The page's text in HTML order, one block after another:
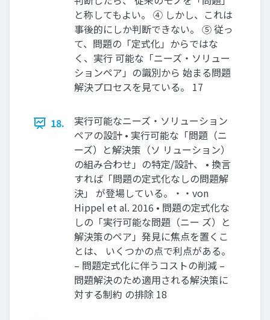
と称してもよい。 ④ しかし、これは
事後的にしか判断できない。 ⑤ 従っ
て、問題の「定式化」からではな
く、実行 可能な「ニーズ・ソリュー
ションペア」の識別から 始まる問題
解決プロセスを見ている。 17
18.
実行可能なニーズ・ソリューション
ペアの設計 • 実行可能な「問題（ニ
ーズ）と解決策（ソ リューション）
の組み合わせ」の特定/設計、 • 換言
すれば「問題の定式化なしの問題解
決」 が登場している。・・von
Hippel et al. 2016 • 問題の定式化な
しの「実行可能な問題（ニー ズ）と
解決策のペア」発見に焦点を置くこ
とは、 いくつかの点で利点がある。
– 問題定式化に伴うコストの削減 –
問題解決のため適用される解決策に
対する制約 の排除 18